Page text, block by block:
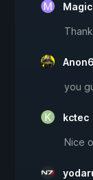
you
kctec
Nice